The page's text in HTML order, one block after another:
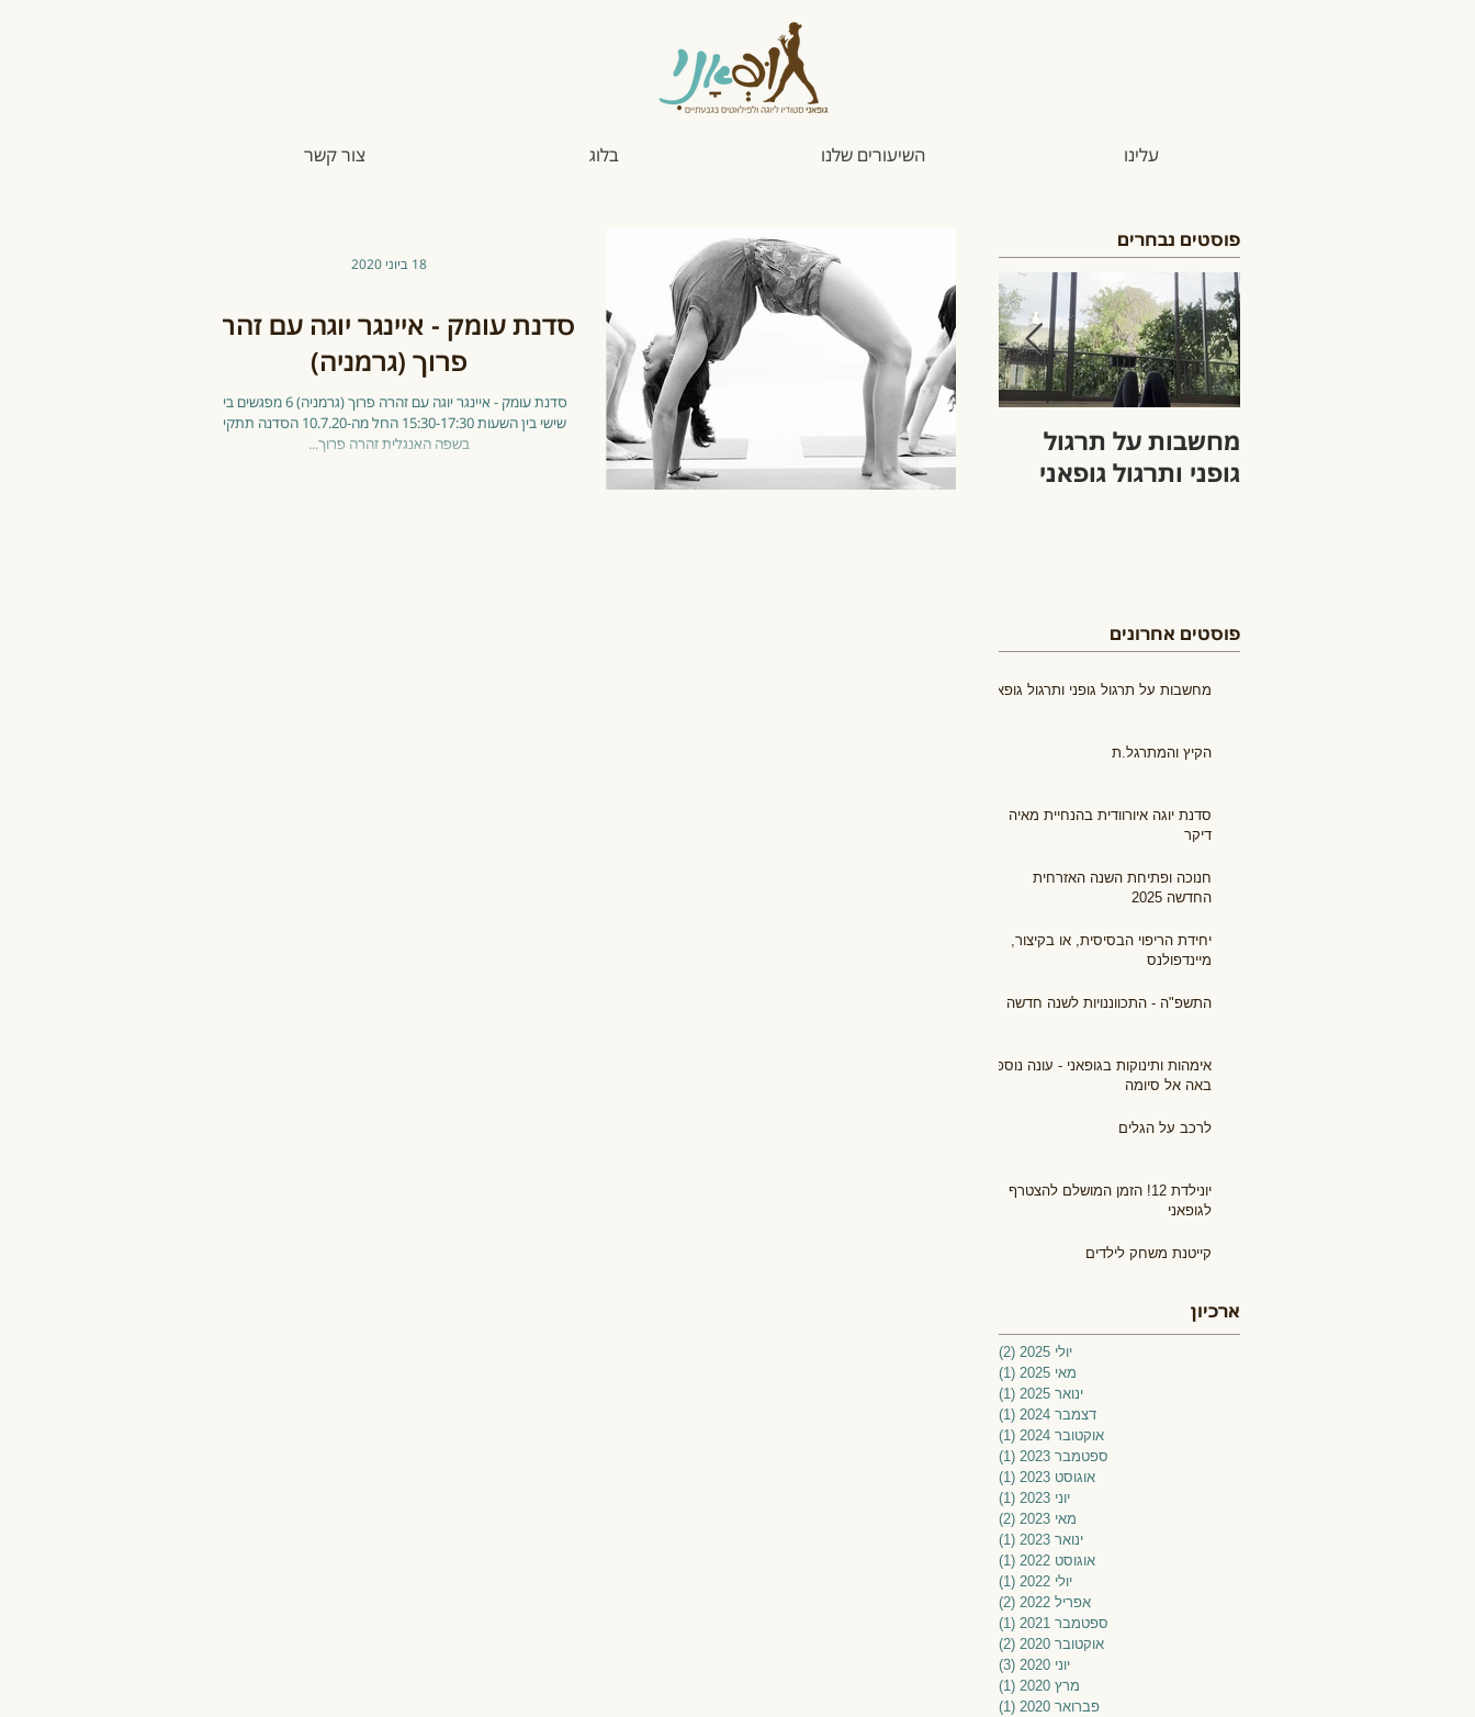
עלינו השיעורים שלנו בלוג צור קשר
סדנת עומק - איינגר יוגה עם זהרה
פרוך (גרמניה)
סדנת עומק - איינגר יוגה עם זהרה פרוך (גרמניה) 6 מפגשים בימי
שישי בין השעות 15:30-17:30 החל מה-10.7.20 הסדנה תתקיים
בשפה האנגלית זהרה פרוך...
18 ביוני 2020
פוסטים נבחרים
מחשבות על תרגול
גופני ותרגול גופאני
הקיץ והמתרגל.ת
יחידת הריפוי
הבסיסית, או בקיצור,
התשפ"ה - התכווננויות
אימהות ותינוקות
פוסטים אחרונים
מחשבות על תרגול גופני ותרגול גופאני
הקיץ והמתרגל.ת
סדנת יוגה איורוודית בהנחיית מאיה
דיקר
חנוכה ופתיחת השנה האזרחית
החדשה 2025
יחידת הריפוי הבסיסית, או בקיצור,
מיינדפולנס
התשפ"ה - התכווננויות לשנה חדשה
אימהות ותינוקות בגופאני - עונה נוספת
באה אל סיומה
לרכב על הגלים
יונילדת 12! הזמן המושלם להצטרף
לגופאני
קייטנת משחק לילדים
ארכיון
יולי 2025 (2)
מאי 2025
(1)
ינואר 2025
(1)
דצמבר 2024
(1)
אוקטובר 2024
(1)
ספטמבר 2023
(1)
אוגוסט 2023
(1)
יוני 2023
(1)
מאי 2023
(2)
ינואר 2023
(1)
אוגוסט 2022
(1)
יולי 2022
(1)
אפריל 2022
(2)
ספטמבר 2021
(1)
אוקטובר 2020
(2)
יוני 2020
(3)
מרץ 2020
(1)
פברואר 2020
(1)